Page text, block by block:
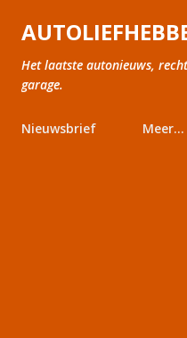
Doorgaan
Het laatste autonieuws,
garage.
Nieuwsbrief Meer…